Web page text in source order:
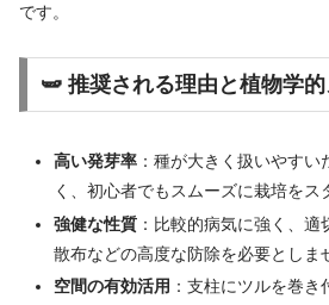
です。
🫛 推奨される理由と植物学的
高い発芽率：種が大きく扱いやすい
く、初心者でもスムーズに栽培をス
強健な性質：比較的病気に強く、適
散布などの高度な防除を必要としま
空間の有効活用 ：支柱にツルを巻き